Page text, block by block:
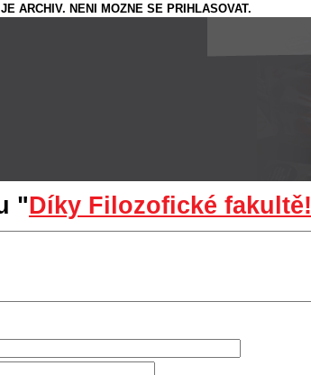
ARCHIV. NENI MOZNE SE PRIHLASOVAT.
"Díky Filozofické fakultě!